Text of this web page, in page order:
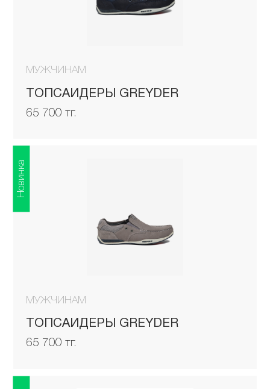
МУЖЧИНАМ
ТОПСАЙДЕРЫ GREYDER
65 700 тг.
МУЖЧИНАМ
ТОПСАЙДЕРЫ GREYDER
65 700 тг.
Новинка